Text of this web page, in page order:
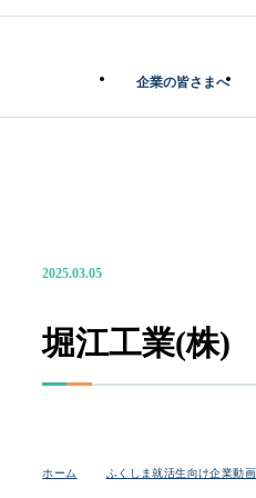
企業の皆さまへ
2025.03.05
堀江工業(株)
ホーム ふくしま就活生向け企業動画